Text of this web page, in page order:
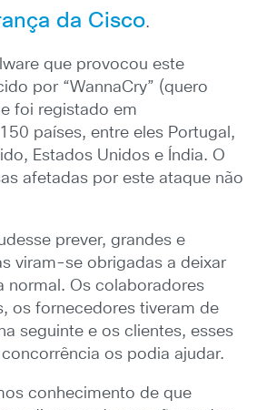
da Cisco.
que provocou este
por “WannaCry” (quero
foi registado em
países, entre eles Portugal,
Estados Unidos e Índia. O
afetadas por este ataque não
prever, grandes e
viram-se obrigadas a deixar
normal. Os colaboradores
os fornecedores tiveram de
seguinte e os clientes, esses
os podia ajudar.
conhecimento de que